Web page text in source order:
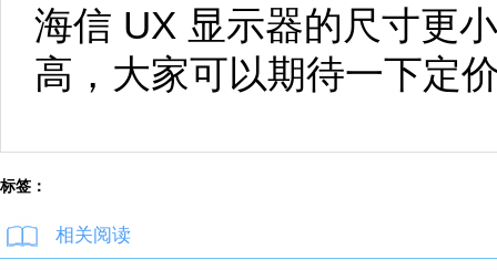
海信 UX 显示器的尺寸更
高，大家可以期待一下定
标签：
相关阅读